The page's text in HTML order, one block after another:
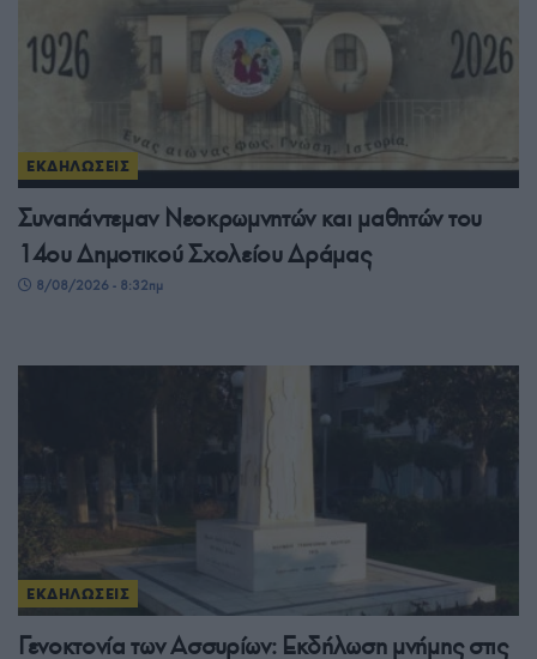
ΕΚΔΗΛΩΣΕΙΣ
Συναπάντεμαν Νεοκρωμνητών και μαθητών του
14ου Δημοτικού Σχολείου Δράμας
8/08/2026 - 8:32πμ
ΕΚΔΗΛΩΣΕΙΣ
Γενοκτονία των Ασσυρίων: Εκδήλωση μνήμης στις